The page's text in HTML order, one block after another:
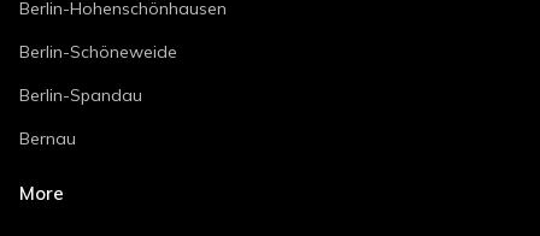
Berlin-Hohenschönhausen
Berlin-Schöneweide
Berlin-Spandau
Bernau
More